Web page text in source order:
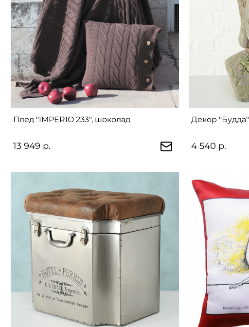
Плед "IMPERIO 233", шоколад
13 949 р.
Декор "Будда"
4 540 р.